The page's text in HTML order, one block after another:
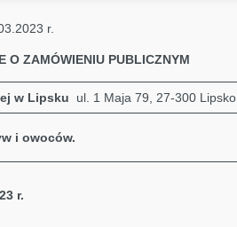
r.
O ZAMÓWIENIU PUBLICZNYM
w Lipsku ul. 1 Maja 79, 27-300 Lipsko
i owoców.
r.